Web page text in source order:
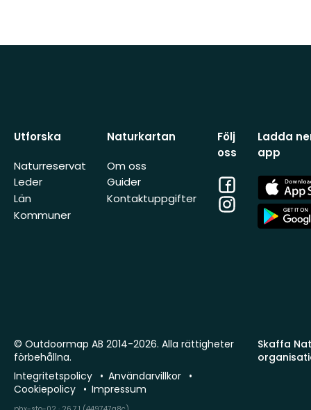
Utforska
Naturreservat
Leder
Län
Kommuner
Naturkartan
Om oss
Guider
Kontaktuppgifter
Följ
oss
Facebook
Instagram
Ladda
app
App
Store
App
Store
Skaffa
© Outdoormap AB 2014-2026. Alla rättigheter
förbehållna.
Integritetspolicy
Användarvillkor
Cookiepolicy
Impressum